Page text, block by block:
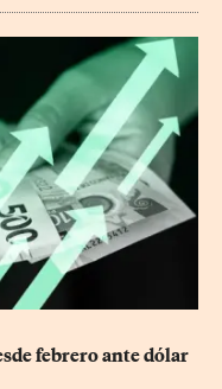
febrero ante dólar